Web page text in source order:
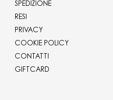
SPEDIZIONE
RESI
PRIVACY
COOKIE POLICY
CONTATTI
GIFTCARD